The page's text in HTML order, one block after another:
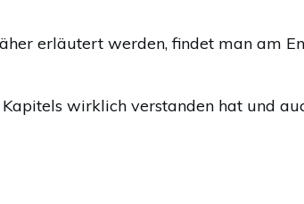
erläutert werden, findet man am
wirklich verstanden hat und